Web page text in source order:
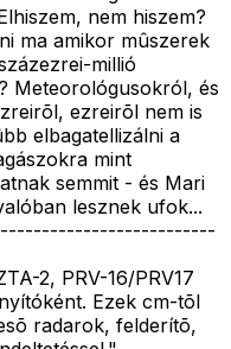
nem hiszem?
ma amikor mûszerek
millió
Meteorológusokról, és
ezreirõl nem is
elbagatellizálni a
mint
semmit - és Mari
lesznek ufok...
2, PRV-16/PRV17
Ezek cm-tõl
radarok, felderítõ,